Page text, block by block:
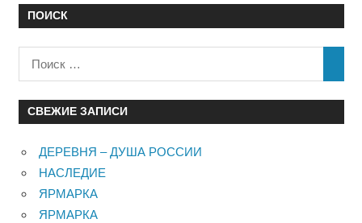
ПОИСК
СВЕЖИЕ ЗАПИСИ
ДЕРЕВНЯ – ДУША РОССИИ
НАСЛЕДИЕ
ЯРМАРКА
ЯРМАРКА